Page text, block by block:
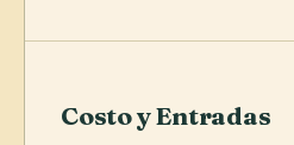
Costo y Entradas